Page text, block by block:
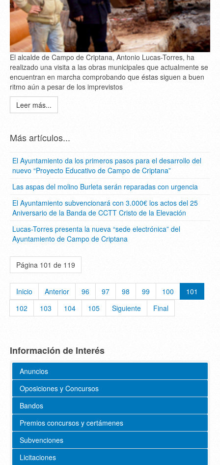
El alcalde de Campo de Criptana, Antonio Lucas-Torres, ha
realizado una visita a las obras municipales que actualmente se
encuentran en marcha comprobando que éstas siguen a buen
ritmo aún a pesar de los imprevistos
Leer más...
Más artículos...
El Ayuntamiento da los primeros pasos para el desarrollo del
nuevo “Proyecto Educativo de Campo de Criptana”
Las aspas del molino Burleta serán reparadas con urgencia
El Ayuntamiento subvencionará con 3.000€ los actos del 25
Aniversario de la Banda de CCTT Cristo de la Elevación
Lucas-Torres presenta la nueva “sede electrónica” del
Ayuntamiento de Campo de Criptana
Página 101 de 119
Inicio Anterior 96 97 98 99 100
101
102
103 104 105 Siguiente Final
Información de Interés
Anuncios
Oposiciones y Concursos
Bandos
Premios concursos y certámenes
Subvenciones
Licitaciones